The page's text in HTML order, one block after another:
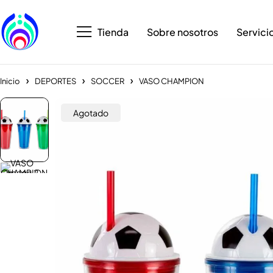
Tienda Sobre nosotros
Inicio DEPORTES SOCCER VASO CHAMPION
Agotado